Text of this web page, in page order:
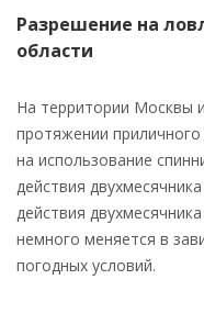
Разрешение на
области
На территории Москвы
протяжении приличного
на использование
действия
действия
немного меняется в
погодных условий.